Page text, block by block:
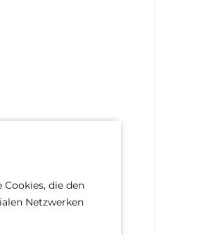
die den
Netzwerken